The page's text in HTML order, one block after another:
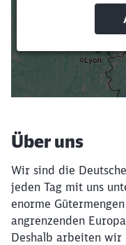
Über uns
Wir sind die
jeden Tag mit uns
enorme
angrenzenden
Deshalb arbeiten wir